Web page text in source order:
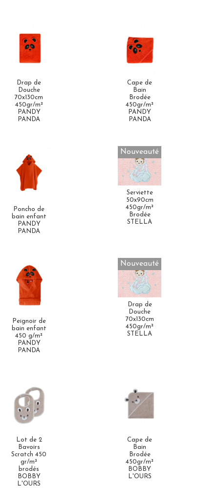
Drap de
Douche
70x130cm
450gr/m²
PANDY
PANDA
Cape de
Bain
Brodée
450gr/m²
PANDY
PANDA
Poncho de
bain enfant
PANDY
PANDA
Nouveauté
Serviette
50x90cm
450gr/m²
Brodée
STELLA
Peignoir de
bain enfant
450 g/m²
PANDY
PANDA
Nouveauté
Drap de
Douche
70x130cm
450gr/m²
STELLA
Lot de 2
Bavoirs
Scratch 450
gr/m²
brodés
BOBBY
L'OURS
Cape de
Bain
Brodée
450gr/m²
BOBBY
L'OURS